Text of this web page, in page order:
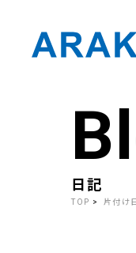
日記
TOP 片付け